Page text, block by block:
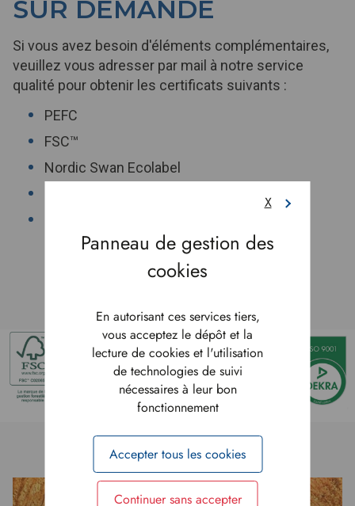
SUR DEMANDE
Si vous avez besoin d'éléments complémentaires,
veuillez vous adresser par mail à notre service
qualité pour obtenir les certificats suivants :
PEFC
FSC™
Nordic Swan Ecolabel
Contacter le service Qualité
X
En autorisant ces services tiers,
vous acceptez le dépôt et la
lecture de cookies et l'utilisation
de technologies de suivi
nécessaires à leur bon
fonctionnement
Accepter tous les cookies
Continuer sans accepter